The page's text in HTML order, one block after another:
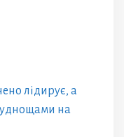
лідирує, а
на